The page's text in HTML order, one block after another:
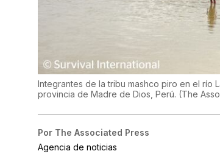
Integrantes de la tribu mashco piro en el río
provincia de Madre de Dios, Perú. (The
Por The Associated Press
Agencia de noticias